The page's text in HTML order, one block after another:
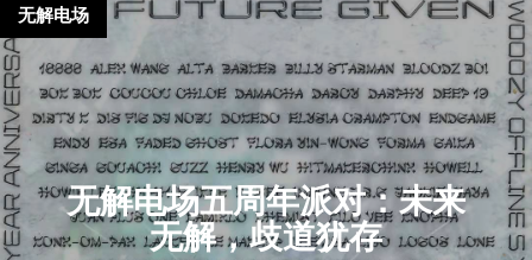
无解电场五周年派对：未来
无解，歧道犹存
无解电场